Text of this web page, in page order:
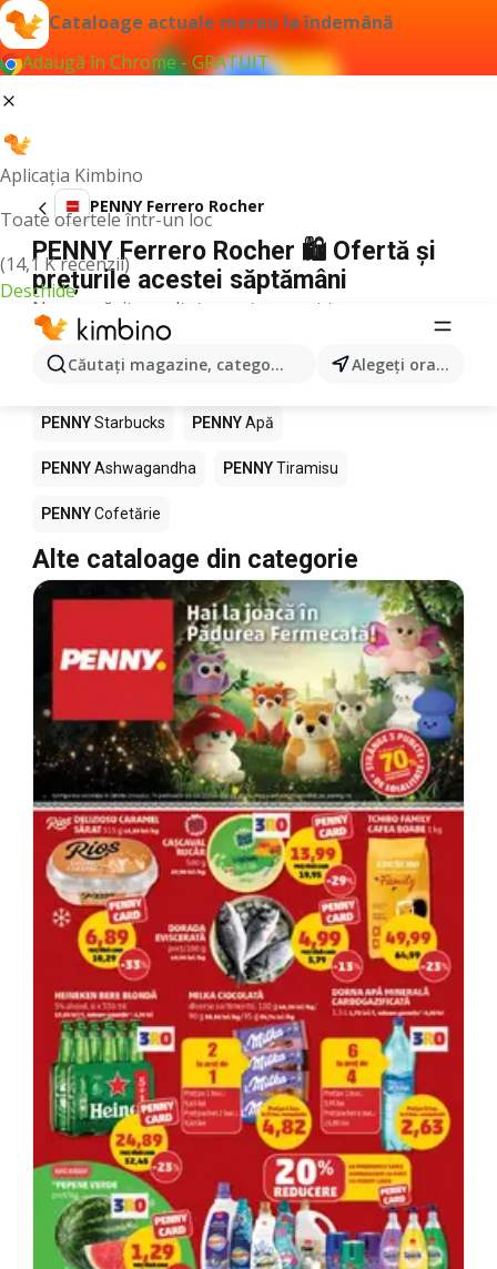
Cataloage actuale mereu la îndemână
Adaugă în Chrome - GRATUIT
Aplicația Kimbino
Toate ofertele într-un loc
(14,1 K recenzii)
Deschide
Căutaţi magazine, categorii, produse... Alegeţi oraşul
PENNY Ferrero Rocher
PENNY Ferrero Rocher 🛍️ Ofertă și
prețurile acestei săptămâni
Nu am găsit rezultate pentru acest termen.
Alte produse în magazine PENNY
PENNY Pizza PENNY Mango LEGO
PENNYStarbucks PENNYApă
PENNYAshwagandha PENNYTiramisu
PENNYCofetărie
Alte cataloage din categorie